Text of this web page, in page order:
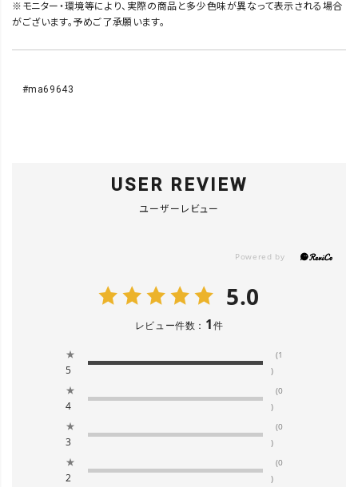
※モニター・環境等により、実際の商品と多少色味が異なって表示される場合
がございます。予めご了承願います。
#ma69643
USER REVIEW
ユーザーレビュー
5.0
レビュー件数： 1件
★
5
(1
)
★
4
(0
)
★
3
(0
)
★
2
(0
)